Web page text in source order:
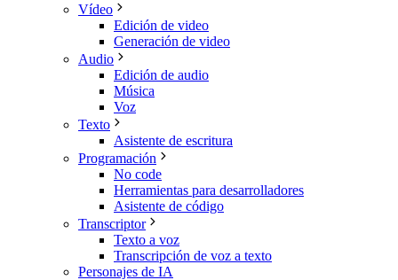
Vídeo
Edición de video
Generación de video
Audio
Edición de audio
Música
Voz
Texto
Asistente de escritura
Programación
No code
Herramientas para desarrolladores
Asistente de código
Transcriptor
Texto a voz
Transcripción de voz a texto
Personajes de IA